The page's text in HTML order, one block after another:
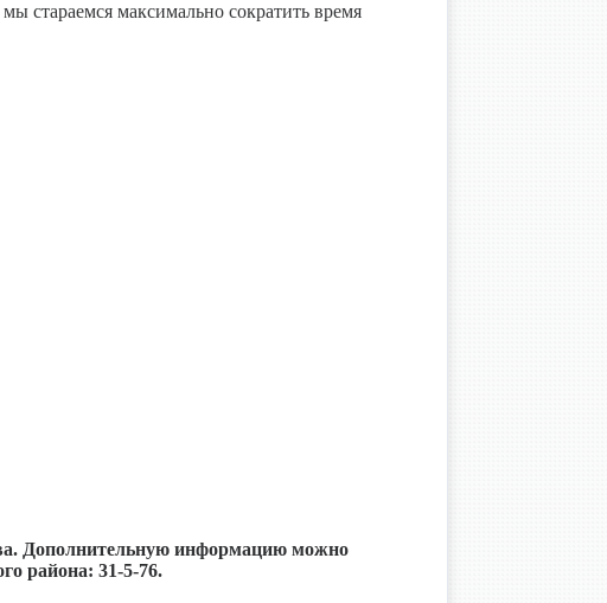
стараемся максимально сократить время
Дополнительную информацию можно
района: 31-5-76.